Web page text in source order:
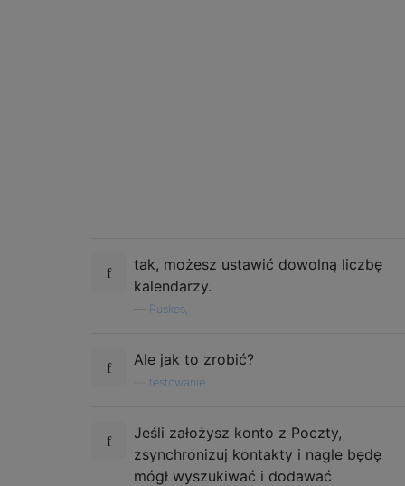
tak, możesz ustawić dowolną liczbę
kalendarzy.
Ruskes,
Ale jak to zrobić?
testowanie
Jeśli założysz konto z Poczty,
zsynchronizuj kontakty i nagle będę
mógł wyszukiwać i dodawać